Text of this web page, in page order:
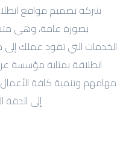
شركة تصميم مواقع
بصورة عامة، وهي
الخدمات التي تقود عملك
انطلاقة بمثابة مؤسسة
مهامهم وتنمية كافة الأعمال
إلى الدقة